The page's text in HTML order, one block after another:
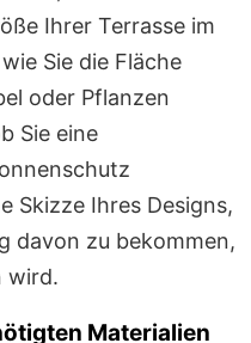
Ihrer Terrasse im
Sie die Fläche
oder Pflanzen
Sie eine
Skizze Ihres Designs,
davon zu bekommen,
wird.
Materialien